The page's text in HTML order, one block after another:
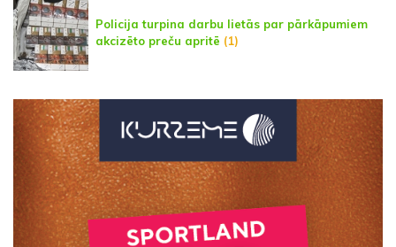
Policija turpina darbu lietās par pārkāpumiem
akcizēto preču apritē (1)